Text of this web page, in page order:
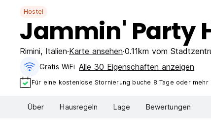
Hostel
Jammin' Party
Rimini, Italien Karte ansehen 0.11km vom
Gratis WiFi Alle 30 Eigenschaften anzeigen
Für eine kostenlose Stornierung buche 8 Tage oder mehr
Über Hausregeln Lage Bewertungen